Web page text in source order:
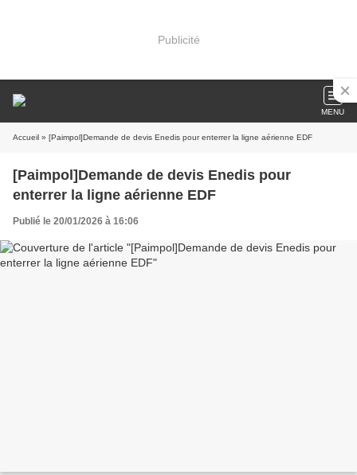
Publicité
MENU
Accueil » [Paimpol]Demande de devis Enedis pour enterrer la ligne aérienne EDF
[Paimpol]Demande de devis Enedis pour
enterrer la ligne aérienne EDF
Publié le 20/01/2026 à 16:06